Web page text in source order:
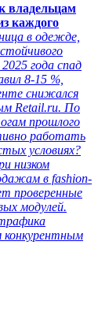
владельцам
каждого
в одежде,
года спад
8-15 %,
снижался
Retail.ru. По
прошлого
работать
условиях?
низком
в fashion-
проверенные
модулей.
конкурентным